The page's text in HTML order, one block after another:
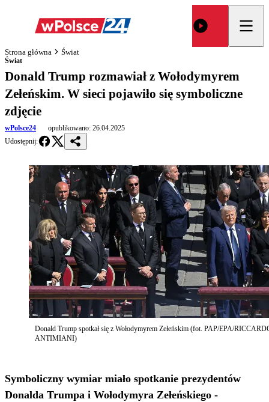
Strona główna Świat
Świat
Donald Trump rozmawiał z Wołodymyrem
Zełeńskim. W sieci pojawiło się symboliczne
zdjęcie
wPolsce24 opublikowano: 26.04.2025
Udostępnij:
Donald Trump spotkał się z Wołodymyrem Zełeńskim (fot. PAP/EPA/
ANTIMIANI)
Symboliczny wymiar miało spotkanie prezydentów
Donalda Trumpa i Wołodymyra Zełeńskiego -